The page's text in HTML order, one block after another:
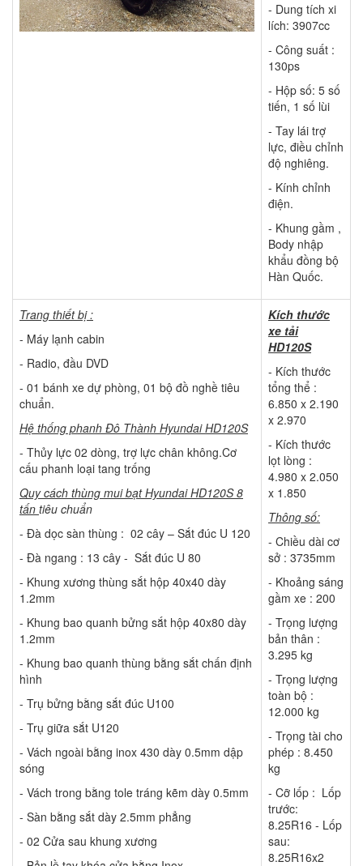
- Dung tích xi
lích: 3907cc
- Công suất :
130ps
- Hộp số: 5 số
tiến, 1 số lùi
- Tay lái trợ
lực, điều chỉnh
độ nghiêng.
- Kính chỉnh
điện.
- Khung gầm ,
Body nhập
khẩu đồng bộ
Hàn Quốc.
Trang thiết bị :
- Máy lạnh cabin
- Radio, đầu DVD
- 01 bánh xe dự phòng, 01 bộ đồ nghề tiêu
chuẩn.
Hệ thống phanh Đô Thành Hyundai HD120S
- Thủy lực 02 dòng, trợ lực chân không.Cơ
cấu phanh loại tang trống
Quy cách thùng mui bạt Hyundai HD120S 8
tấn tiêu chuẩn
- Đà dọc sàn thùng : 02 cây – Sắt đúc U 120
- Đà ngang : 13 cây - Sắt đúc U 80
- Khung xương thùng sắt hộp 40x40 dày
1.2mm
- Khung bao quanh bửng sắt hộp 40x80 dày
1.2mm
- Khung bao quanh thùng bằng sắt chấn định
hình
- Trụ bửng bằng sắt đúc U100
- Trụ giữa sắt U120
- Vách ngoài bằng inox 430 dày 0.5mm dập
sóng
- Vách trong bằng tole tráng kẽm dày 0.5mm
- Sàn bằng sắt dày 2.5mm phẳng
- 02 Cửa sau khung xương
Kích thước
xe tải
HD120S
- Kích thước
tổng thể :
6.850 x 2.190
x 2.970
- Kích thước
lọt lòng :
4.980 x 2.050
x 1.850
Thông số:
- Chiều dài cơ
sở : 3735mm
- Khoảng sáng
gầm xe : 200
- Trọng lượng
bản thân :
3.295 kg
- Trọng lượng
toàn bộ :
12.000 kg
- Trọng tài cho
phép : 8.450
kg
- Cỡ lốp : Lốp
trước:
8.25R16 - Lốp
sau:
8.25R16x2